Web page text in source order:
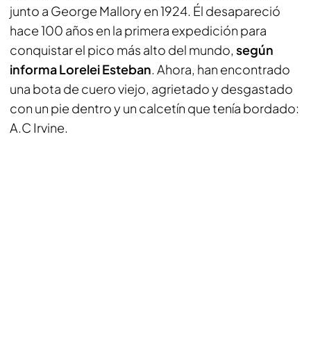
junto a George Mallory en 1924. Él desapareció
hace 100 años en la primera expedición para
conquistar el pico más alto del mundo, según
informa Lorelei Esteban. Ahora, han encontrado
una bota de cuero viejo, agrietado y desgastado
con un pie dentro y un calcetín que tenía bordado:
A.C Irvine.